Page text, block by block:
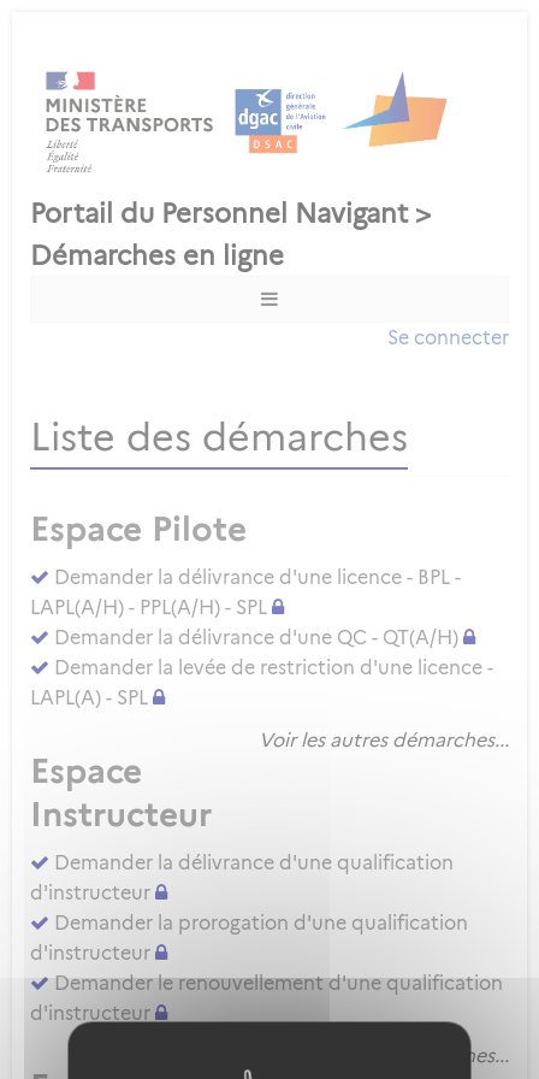
Se connecter
Liste des démarches
Espace Pilote
Demander la délivrance d'une licence - BPL -
LAPL(A/H) - PPL(A/H) - SPL
Demander la délivrance d'une QC - QT(A/H)
Demander la levée de restriction d'une licence -
LAPL(A) - SPL
Voir les autres démarches...
Espace
Instructeur
Demander la délivrance d'une qualification
d'instructeur
Demander la prorogation d'une qualification
d'instructeur
Demander le renouvellement d'une qualification
d'instructeur
Voir les autres démarches...